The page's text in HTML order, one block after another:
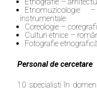
instrumentale
Coreologie –
Culturi etnice –
Fotografie
Personal de cercetare:
10 specialişti în